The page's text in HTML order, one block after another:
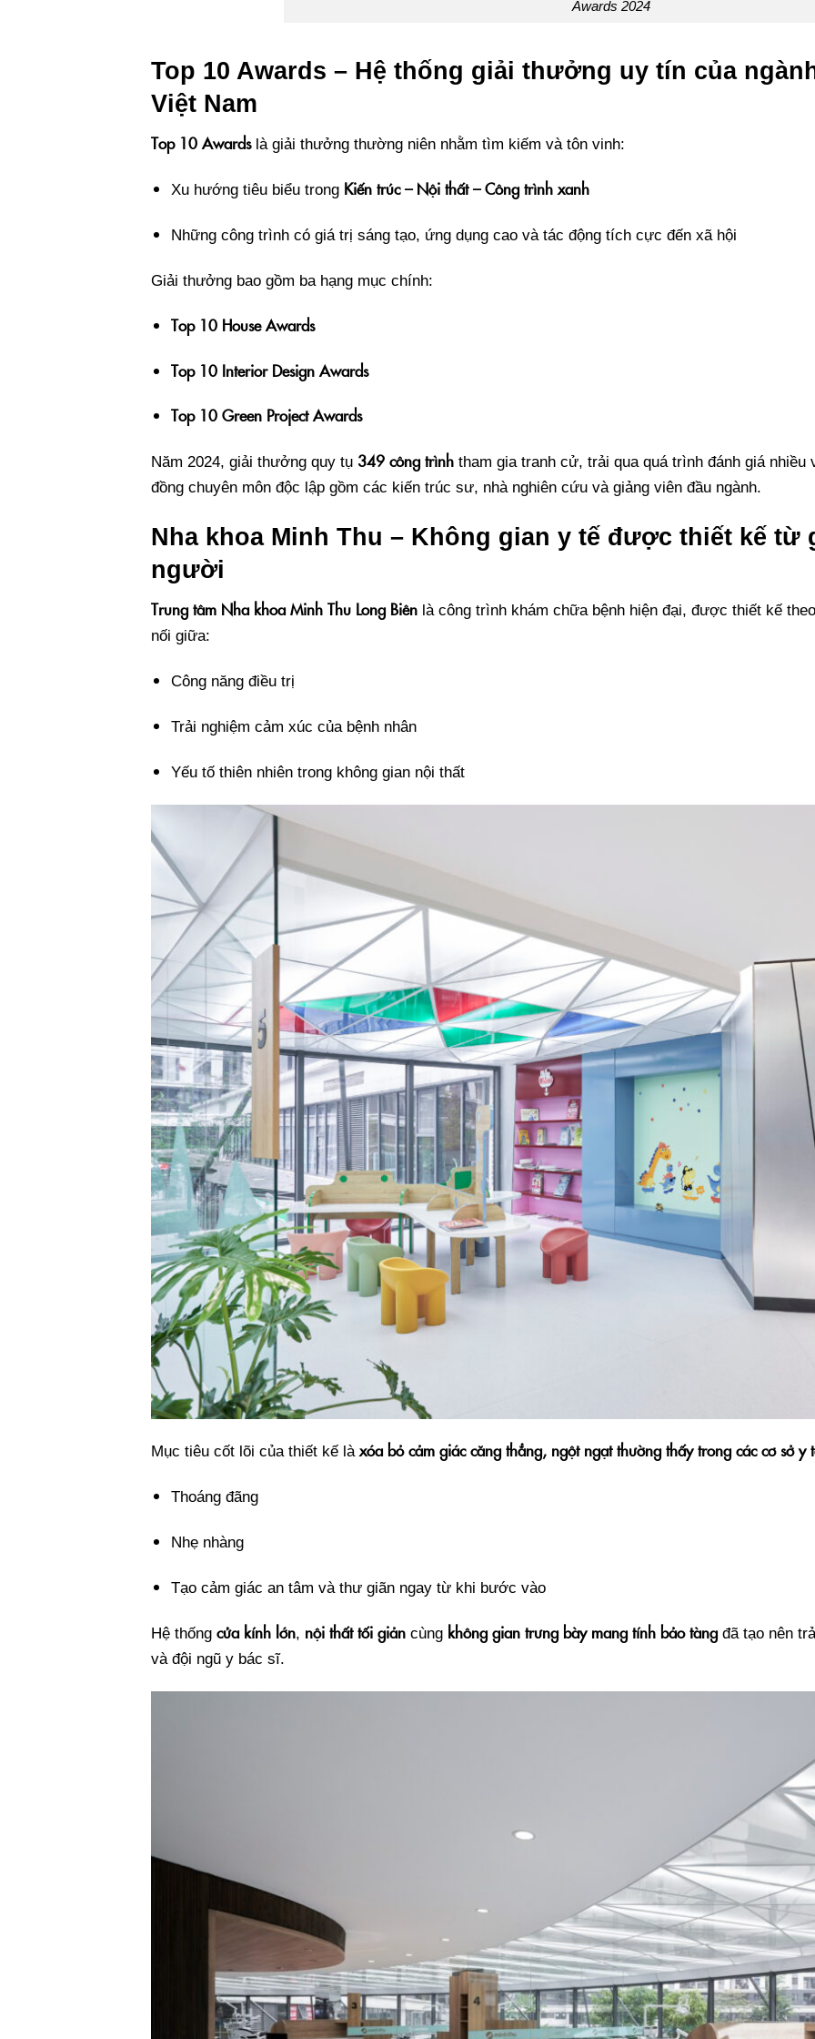
Awards 2024
Top 10 Awards – Hệ thống giải thưởng uy tín của
Việt Nam
Top 10 Awardslà giải thưởng thường niên nhằm tìm kiếm và tôn vinh:
Xu hướng tiêu biểu trong Kiến trúc – Nội thất – Công trình xanh
Những công trình có giá trị sáng tạo, ứng dụng cao và tác động tích cực đến xã hội
Giải thưởng bao gồm ba hạng mục chính:
Top 10 House Awards
Top 10 Interior Design Awards
Top 10 Green Project Awards
Năm 2024, giải thưởng quy tụ 349 công trình tham gia tranh cử, trải qua quá trình đánh giá
đồng chuyên môn độc lập gồm các kiến trúc sư, nhà nghiên cứu và giảng viên đầu ngành.
Nha khoa Minh Thu – Không gian y tế được thiết kế từ
người
Trung tâm Nha khoa Minh Thu Long Biên là công trình khám chữa bệnh hiện đại, được thiết kế
nối giữa:
Công năng điều trị
Trải nghiệm cảm xúc của bệnh nhân
Yếu tố thiên nhiên trong không gian nội thất
Mục tiêu cốt lõi của thiết kế làxóa bỏ cảm giác căng thẳng, ngột ngạt thường thấy trong các cơ sở y
Thoáng đãng
Nhẹ nhàng
Tạo cảm giác an tâm và thư giãn ngay từ khi bước vào
Hệ thốngcửa kính lớn, nội thất tối giản cùng không gian trưng bày mang tính bảo tàng đã tạo nên
và đội ngũ y bác sĩ.